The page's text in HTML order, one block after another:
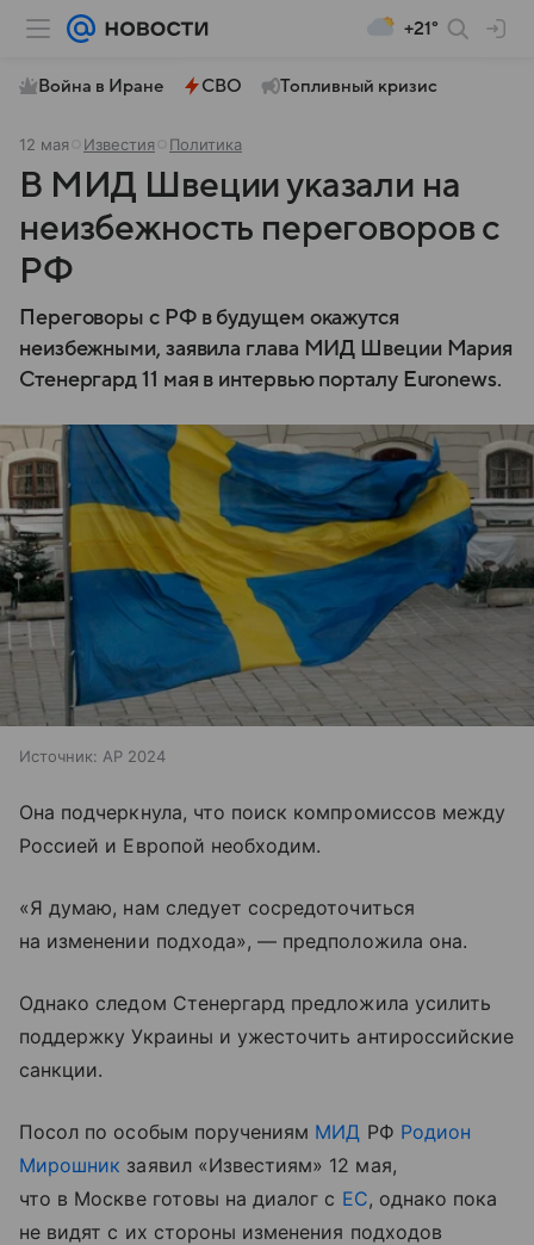
+21°
Война в Иране СВО Топливный кризис
12 мая Известия Политика
В МИД Швеции указали на
неизбежность переговоров с
РФ
Переговоры с РФ в будущем окажутся
неизбежными, заявила глава МИД Швеции Мария
Стенергард 11 мая в интервью порталу Euronews.
Источник: AP 2024
Она подчеркнула, что поиск компромиссов между
Россией и Европой необходим.
«Я думаю, нам следует сосредоточиться
на изменении подхода», — предположила она.
Однако следом Стенергард предложила усилить
поддержку Украины и ужесточить антироссийские
санкции.
Посол по особым поручениям МИД РФ Родион
Мирошник заявил «Известиям» 12 мая,
что в Москве готовы на диалог с ЕС, однако пока
не видят с их стороны изменения подходов